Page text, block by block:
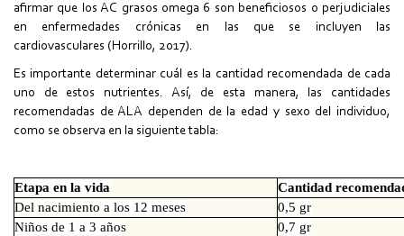
afirmar que los AC grasos omega 6 son beneficiosos o perjudiciales
en enfermedades crónicas en las que se incluyen las
cardiovasculares (Horrillo, 2017).
Es importante determinar cuál es la cantidad recomendada de cada
uno de estos nutrientes. Así, de esta manera, las cantidades
recomendadas de ALA dependen de la edad y sexo del individuo,
como se observa en la siguiente tabla:
Etapa en la vida
Cantidad
Del nacimiento a los 12 meses
0,5 gr
Niños de 1 a 3 años
0,7 gr